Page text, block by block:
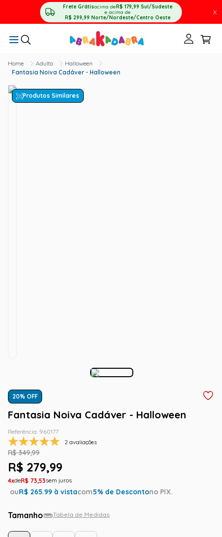
Frete Grátisacima deR$ 179,99 Sul/Sudeste
e acima de
R$ 299,99 Norte/Nordeste/Centro Oeste
X
Adulto
Halloween
Fantasia Noiva Cadáver - Halloween
Produtos Similares
20% OFF
Fantasia Noiva Cadáver - Halloween
Referência: 960177
2 avaliações
R$ 349,99
R$ 279,99
4 R$ 73,53
ouR$ 265.99 à vistacom5% de Descontono PIX.
Tamanho Tabela de Medidas